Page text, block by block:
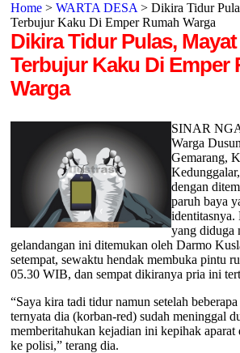
Home> WARTA DESA > Dikira Tidur
Terbujur Kaku Di Emper Rumah Warga
Dikira Tidur Pulas,
Terbujur Kaku Di Emper
Warga
SINAR
Warga
Gemarang,
dengan
paruh baya
identitasnya.
yang diduga
gelandangan ini ditemukan oleh Darmo
setempat, sewaktu hendak membuka pintu
05.30 WIB, dan sempat dikiranya pria ini
“Saya kira tadi tidur namun setelah
ternyata dia (korban-red) sudah meninggal
memberitahukan kejadian ini kepihak aparat
ke polisi,” terang dia.